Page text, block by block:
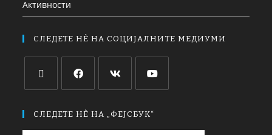
Активности
СЛЕДЕТЕ НЀ НА СОЦИЈАЛНИТЕ МЕДИУМИ
СЛЕДЕТЕ НЀ НА „ФЕЈСБУК“